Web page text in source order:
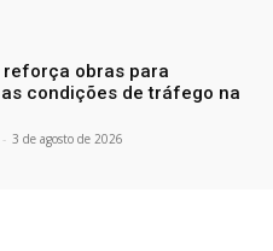
reforça obras para
condições de tráfego na
- 3 de agosto de 2026